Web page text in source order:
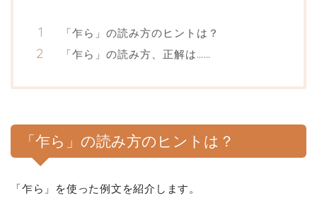
「乍ら」の読み方のヒントは？
「乍ら」の読み方、正解は……
「乍ら」の読み方のヒントは？
「乍ら」を使った例文を紹介します。